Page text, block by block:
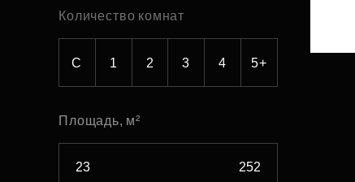
Количество комнат
С 1 2 3 4 5+
Площадь, м²